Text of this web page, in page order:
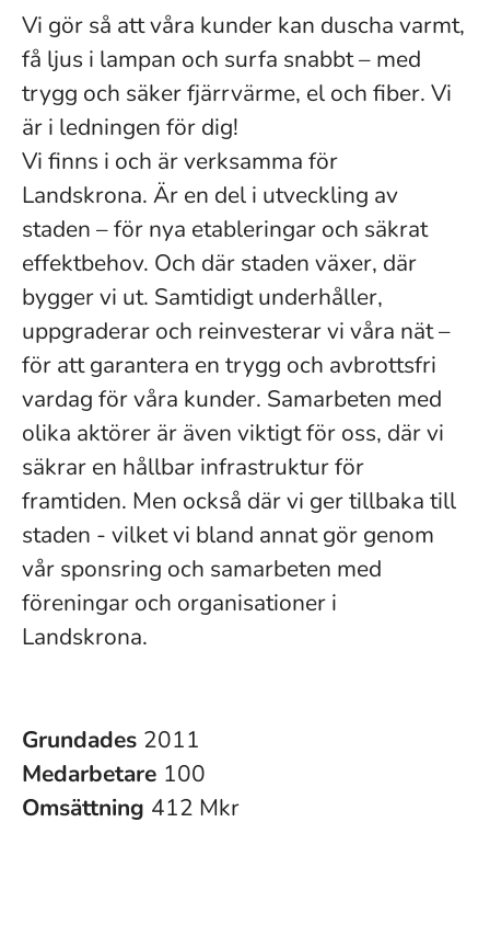
Vi gör så att våra kunder kan duscha varmt,
få ljus i lampan och surfa snabbt – med
trygg och säker fjärrvärme, el och fiber. Vi
är i ledningen för dig!
Vi finns i och är verksamma för
Landskrona. Är en del i utveckling av
staden – för nya etableringar och säkrat
effektbehov. Och där staden växer, där
bygger vi ut. Samtidigt underhåller,
uppgraderar och reinvesterar vi våra nät –
för att garantera en trygg och avbrottsfri
vardag för våra kunder. Samarbeten med
olika aktörer är även viktigt för oss, där vi
säkrar en hållbar infrastruktur för
framtiden. Men också där vi ger tillbaka till
staden - vilket vi bland annat gör genom
vår sponsring och samarbeten med
föreningar och organisationer i
Landskrona.
Grundades 2011
Medarbetare 100
Omsättning 412 Mkr